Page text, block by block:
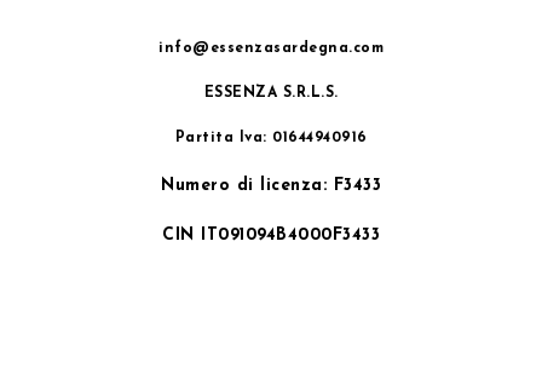
info@essenzasardegna.com
ESSENZA S.R.L.S.
Partita Iva: 01644940916
Numero di licenza: F3433
CIN IT091094B4000F3433